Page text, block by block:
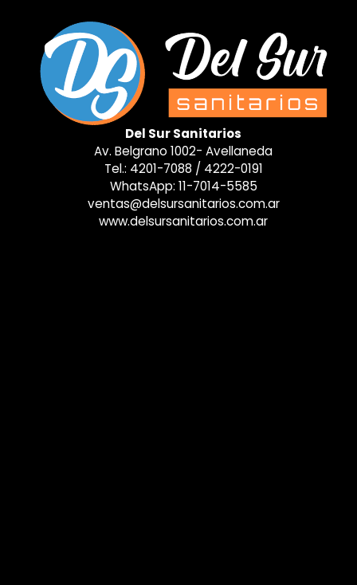
Del Sur Sanitarios
Av. Belgrano 1002- Avellaneda
Tel.: 4201-7088 / 4222-0191
WhatsApp: 11-7014-5585
ventas@delsursanitarios.com.ar
www.delsursanitarios.com.ar